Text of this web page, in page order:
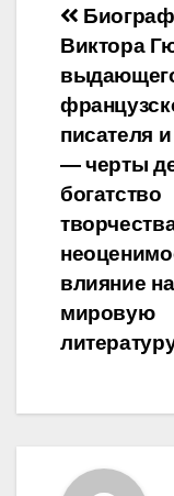
по
Виктора
писателя
— черты
богатство
влияние на
мировую